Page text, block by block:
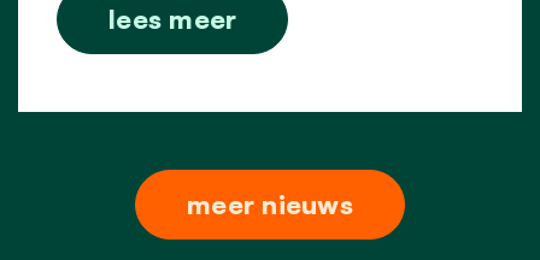
lees meer
meer nieuws